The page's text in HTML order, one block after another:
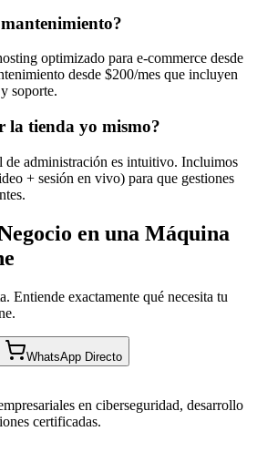
optimizado para e-commerce desde
desde $200/mes que incluyen
soporte.
la tienda yo mismo?
de administración es intuitivo. Incluimos
+ sesión en vivo) para que gestiones
en una Máquina
Entiende exactamente qué necesita tu
WhatsApp Directo
en ciberseguridad, desarrollo
certificadas.